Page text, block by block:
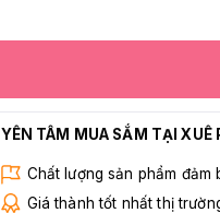
YÊN TÂM MUA SẮM TẠI XUÊ
Chất lượng sản phẩm đảm
Giá thành tốt nhất thị